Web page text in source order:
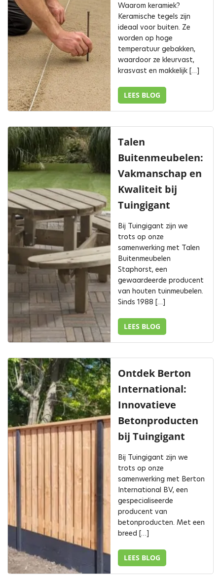
Waarom keramiek?
Keramische tegels zijn
ideaal voor buiten. Ze
worden op hoge
temperatuur gebakken,
waardoor ze kleurvast,
krasvast en makkelijk […]
LEES BLOG
Talen
Buitenmeubelen:
Vakmanschap en
Kwaliteit bij
Tuingigant
Bij Tuingigant zijn we
trots op onze
samenwerking met Talen
Buitenmeubelen
Staphorst, een
gewaardeerde producent
van houten tuinmeubelen.
Sinds 1988 […]
LEES BLOG
Ontdek Berton
International:
Innovatieve
Betonproducten
bij Tuingigant
Bij Tuingigant zijn we
trots op onze
samenwerking met Berton
International BV, een
gespecialiseerde
producent van
betonproducten. Met een
breed […]
LEES BLOG